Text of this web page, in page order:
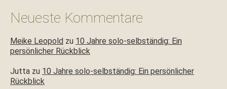
Neueste Kommentare
Meike Leopold zu 10 Jahre solo-selbständig: Ein
persönlicher Rückblick
Jutta zu 10 Jahre solo-selbständig: Ein persönlicher
Rückblick